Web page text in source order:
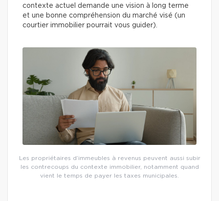
contexte actuel demande une vision à long terme
et une bonne compréhension du marché visé (un
courtier immobilier pourrait vous guider).
Les propriétaires d’immeubles à revenus peuvent aussi subir
les contrecoups du contexte immobilier, notamment quand
vient le temps de payer les taxes municipales.